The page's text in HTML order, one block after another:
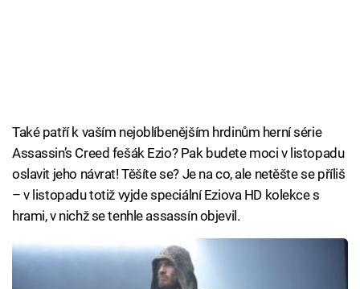
Také patří k vaším nejoblíbenějším hrdinům herní série
Assassin’s Creed fešák Ezio? Pak budete moci v listopadu
oslavit jeho návrat! Těšíte se? Je na co, ale netěšte se příliš
– v listopadu totiž vyjde speciální Eziova HD kolekce s
hrami, v nichž se tenhle assassín objevil.